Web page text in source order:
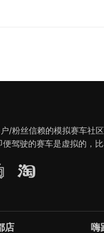
/粉丝信赖的模拟赛车社
驾驶的赛车是虚拟的，
店 嗨